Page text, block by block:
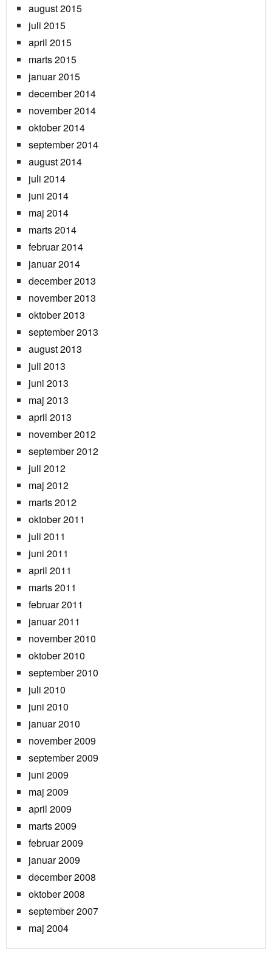
august 2015
juli 2015
april 2015
marts 2015
januar 2015
december 2014
november 2014
oktober 2014
september 2014
august 2014
juli 2014
juni 2014
maj 2014
marts 2014
februar 2014
januar 2014
december 2013
november 2013
oktober 2013
september 2013
august 2013
juli 2013
juni 2013
maj 2013
april 2013
november 2012
september 2012
juli 2012
maj 2012
marts 2012
oktober 2011
juli 2011
juni 2011
april 2011
marts 2011
februar 2011
januar 2011
november 2010
oktober 2010
september 2010
juli 2010
juni 2010
januar 2010
november 2009
september 2009
juni 2009
maj 2009
april 2009
marts 2009
februar 2009
januar 2009
december 2008
oktober 2008
september 2007
maj 2004